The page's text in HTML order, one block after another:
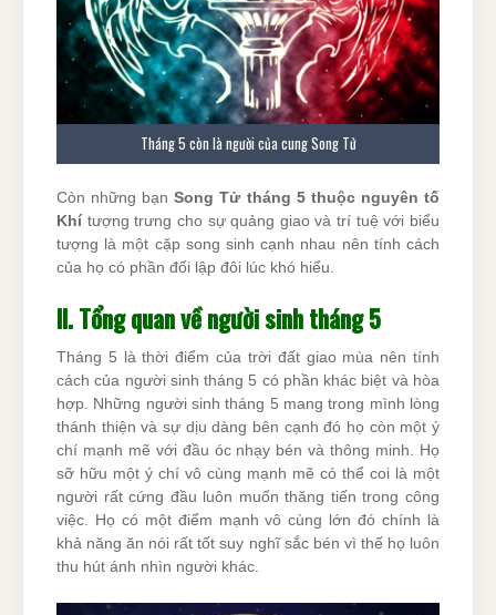
Tháng 5 còn là người của cung Song Tử
Còn những bạnSong Tử tháng 5 thuộc nguyên tố
Khí tượng trưng cho sự quảng giao và trí tuệ với biểu
tượng là một cặp song sinh cạnh nhau nên tính cách
của họ có phần đối lập đôi lúc khó hiểu.
II. Tổng quan về người sinh tháng 5
Tháng 5 là thời điểm của trời đất giao mùa nên tính
cách của người sinh tháng 5 có phần khác biệt và hòa
hợp. Những người sinh tháng 5 mang trong mình lòng
thánh thiện và sự dịu dàng bên cạnh đó họ còn một ý
chí mạnh mẽ với đầu óc nhạy bén và thông minh. Họ
sỡ hữu một ý chí vô cùng mạnh mẽ có thể coi là một
người rất cứng đầu luôn muốn thăng tiến trong công
việc. Họ có một điểm mạnh vô cùng lớn đó chính là
khả năng ăn nói rất tốt suy nghĩ sắc bén vì thế họ luôn
thu hút ánh nhìn người khác.